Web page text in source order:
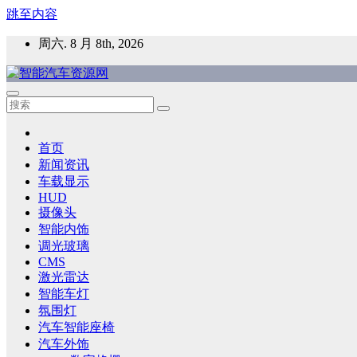
跳至内容
周六. 8 月 8th, 2026
智能汽车资源网
智能表面，智能内饰，新能源汽车，HMI，人车交互，智能车
首页
新闻资讯
车载显示
HUD
摄像头
智能内饰
调光玻璃
CMS
激光雷达
智能车灯
氛围灯
汽车智能座椅
汽车外饰